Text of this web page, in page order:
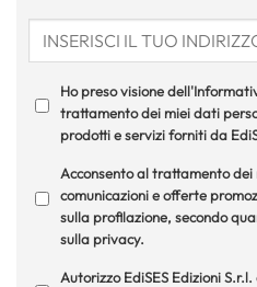
Ho preso visione
trattamento dei miei dati
prodotti e servizi forniti da
Acconsento al trattamento
comunicazioni e offerte
sulla profilazione, secondo
sulla privacy.
Autorizzo EdiSES Edizioni